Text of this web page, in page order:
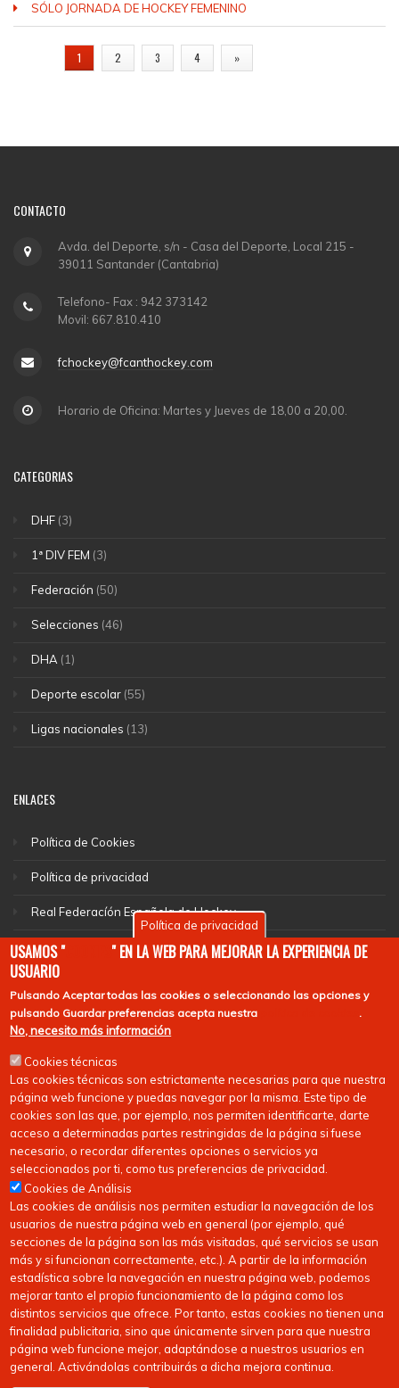
SÓLO JORNADA DE HOCKEY FEMENINO
PÁGINAS
1 2 3 4 »
CONTACTO
Avda. del Deporte, s/n - Casa del Deporte, Local 215 -
39011 Santander (Cantabria)
Telefono- Fax : 942 373142
Movil: 667.810.410
fchockey@fcanthockey.com
Horario de Oficina: Martes y Jueves de 18,00 a 20,00.
CATEGORIAS
DHF (3)
1ª DIV FEM (3)
Federación (50)
Selecciones (46)
DHA (1)
Deporte escolar (55)
Ligas nacionales (13)
ENLACES
Política de Cookies
Política de privacidad
Real Federacíón Española de Hockey
EuroHockey
Política de privacidad
USAMOS "COOKIES " EN LA WEB PARA MEJORAR LA EXPERIENCIA DE
USUARIO
PulsandoAceptar todas las cookies o seleccionando las opciones y
pulsando Guardar preferencias acepta nuestra .
No, necesito más información
Cookies técnicas
Las cookies técnicas son estrictamente necesarias para que nuestra
página web funcione y puedas navegar por la misma. Este tipo de
cookies son las que, por ejemplo, nos permiten identificarte, darte
acceso a determinadas partes restringidas de la página si fuese
necesario, o recordar diferentes opciones o servicios ya
seleccionados por ti, como tus preferencias de privacidad.
Cookies de Análisis
Las cookies de análisis nos permiten estudiar la navegación de los
usuarios de nuestra página web en general (por ejemplo, qué
secciones de la página son las más visitadas, qué servicios se usan
más y si funcionan correctamente, etc.). A partir de la información
estadística sobre la navegación en nuestra página web, podemos
mejorar tanto el propio funcionamiento de la página como los
distintos servicios que ofrece. Por tanto, estas cookies no tienen una
finalidad publicitaria, sino que únicamente sirven para que nuestra
página web funcione mejor, adaptándose a nuestros usuarios en
general. Activándolas contribuirás a dicha mejora continua.